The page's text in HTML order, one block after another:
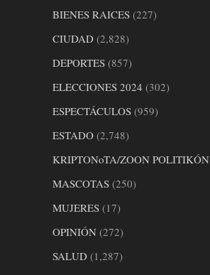
BIENES RAICES (227)
CIUDAD (2,828)
DEPORTES (857)
ELECCIONES 2024 (302)
ESPECTÁCULOS (959)
ESTADO (2,748)
KRIPTONoTA/ZOON POLITIKÓN
MASCOTAS (250)
MUJERES (17)
OPINIÓN (272)
SALUD (1,287)